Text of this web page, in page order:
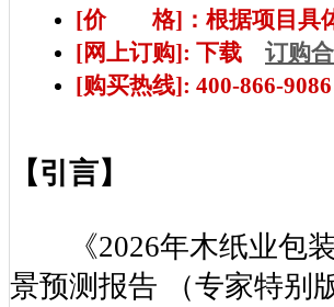
[价 格]：根据项目具
[网上订购]: 下载 订购
[购买热线]: 400-866-
【引言】
《2026年木纸业包装
景预测报告 （专家特别